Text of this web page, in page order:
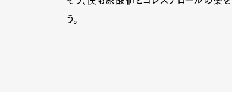
う。